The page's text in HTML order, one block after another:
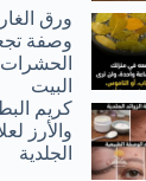
ورق
وصفة
البيت
كريم
والأرز
الجلدية